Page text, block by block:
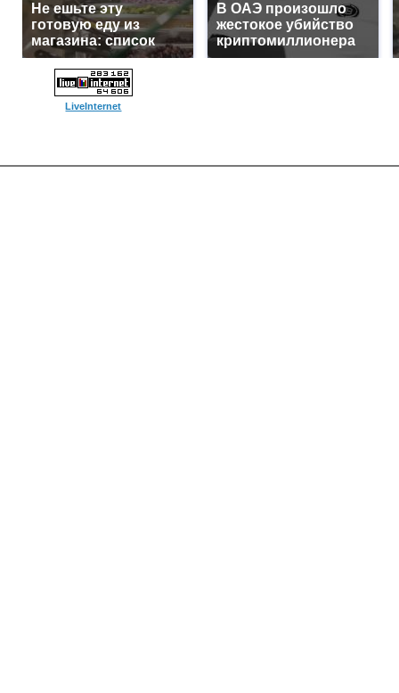
Не ешьте эту
готовую еду из
магазина: список
В ОАЭ произошло
жестокое убийство
криптомиллионера
LiveInternet